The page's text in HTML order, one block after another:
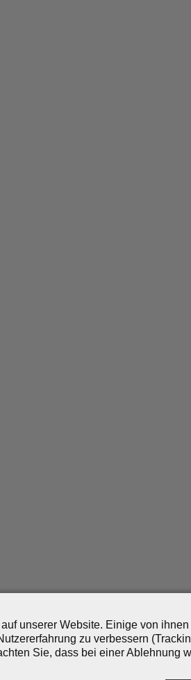
unserer Website. Einige von
zu verbessern
Sie, dass bei einer Ablehnung